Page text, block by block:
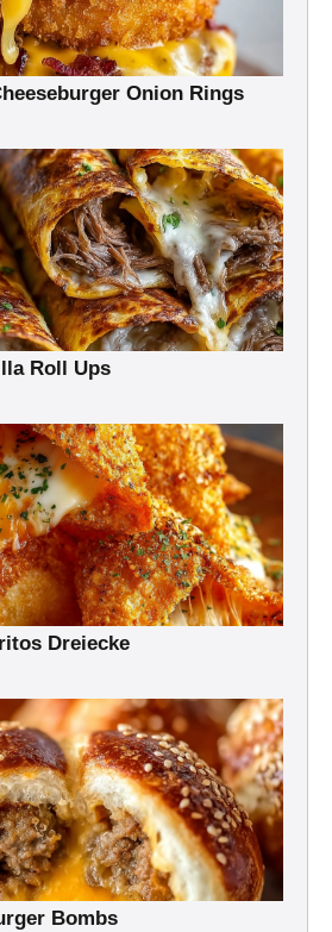
Onion Rings
Roll Ups
Dreiecke
Bombs